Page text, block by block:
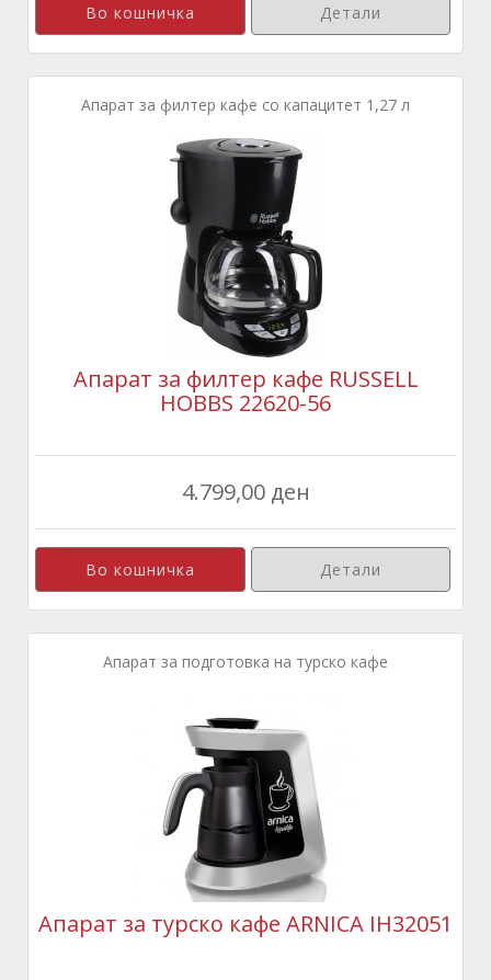
Детали
Апарат за филтер кафе со капацитет 1,27 л
Апарат за филтер кафе RUSSELL
HOBBS 22620-56
4.799,00 ден
Детали
Апарат за подготовка на турско кафе
Апарат за турско кафе ARNICA IH32051